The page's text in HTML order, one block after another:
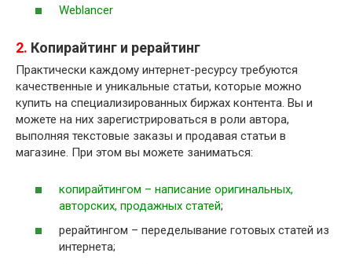
Weblancer
2. Копирайтинг и рерайтинг
Практически каждому интернет-ресурсу требуются
качественные и уникальные статьи, которые можно
купить на специализированных биржах контента. Вы и
можете на них зарегистрироваться в роли автора,
выполняя текстовые заказы и продавая статьи в
магазине. При этом вы можете заниматься:
копирайтингом – написание оригинальных,
авторских, продажных статей;
рерайтингом – переделывание готовых статей из
интернета;